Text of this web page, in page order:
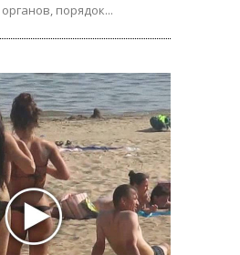
порядок...